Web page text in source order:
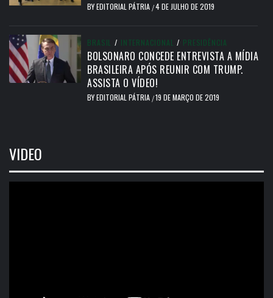
BYEDITORIAL PÁTRIA /4 DE JULHO DE 2019
BRASIL / INTERNACIONAL / PRESIDÊNCIA
BOLSONARO CONCEDE ENTREVISTA A MÍDIA
BRASILEIRA APÓS REUNIR COM TRUMP.
ASSISTA O VÍDEO!
BYEDITORIAL PÁTRIA /19 DE MARÇO DE 2019
VIDEO